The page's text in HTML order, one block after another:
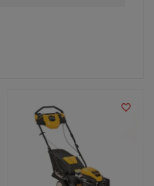
favorite_border